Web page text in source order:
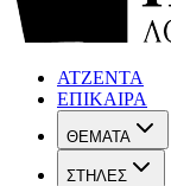
ΑΤΖΕΝΤΑ
ΕΠΙΚΑΙΡΑ
ΘΕΜΑΤΑ
ΣΤΗΛΕΣ